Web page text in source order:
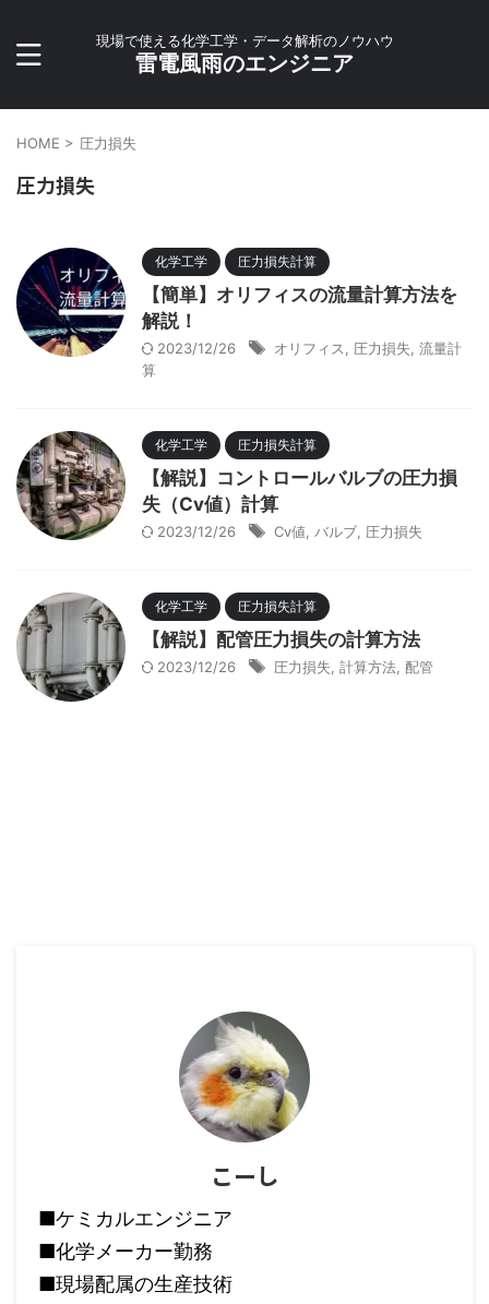
現場で使える化学工学・データ解析のノウハウ
雷電風雨のエンジニア
HOME > 圧力損失
圧力損失
化学工学 圧力損失計算
【簡単】オリフィスの流量計算方法を
解説！
2023/12/26 オリフィス 圧力損失 流量計
算
化学工学 圧力損失計算
【解説】コントロールバルブの圧力損
失（Cv値）計算
2023/12/26 Cv値 バルブ 圧力損失
化学工学 圧力損失計算
【解説】配管圧力損失の計算方法
2023/12/26 圧力損失 計算方法 配管
こーし
■ケミカルエンジニア
■化学メーカー勤務
■現場配属の生産技術